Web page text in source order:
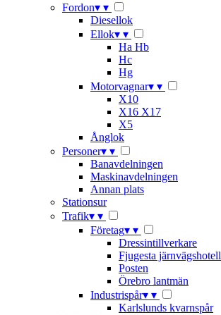
Fordon▾ ▾
Diesellok
Ellok▾ ▾
Ha Hb
Hc
Hg
Motorvagnar▾ ▾
X10
X16 X17
X5
Ånglok
Personer▾ ▾
Banavdelningen
Maskinavdelningen
Annan plats
Stationsur
Trafik▾ ▾
Företag▾ ▾
Dressintillverkare
Fjugesta järnvägshotell
Posten
Örebro lantmän
Industrispår▾ ▾
Karlslunds kvarnspår